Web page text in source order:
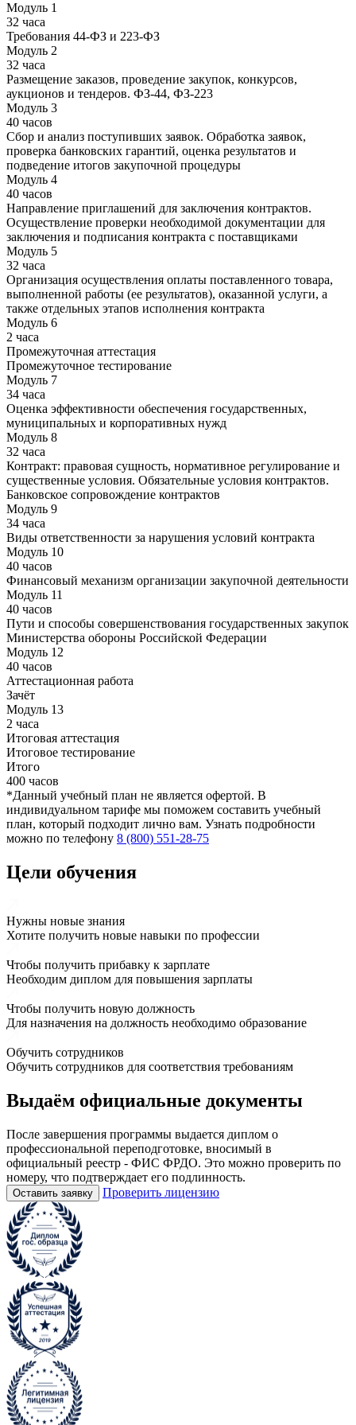
Модуль 1
32 часа
Требования 44-ФЗ и 223-ФЗ
Модуль 2
32 часа
Размещение заказов, проведение закупок, конкурсов,
аукционов и тендеров. ФЗ-44, ФЗ-223
Модуль 3
40 часов
Сбор и анализ поступивших заявок. Обработка заявок,
проверка банковских гарантий, оценка результатов и
подведение итогов закупочной процедуры
Модуль 4
40 часов
Направление приглашений для заключения контрактов.
Осуществление проверки необходимой документации для
заключения и подписания контракта с поставщиками
Модуль 5
32 часа
Организация осуществления оплаты поставленного товара,
выполненной работы (ее результатов), оказанной услуги, а
также отдельных этапов исполнения контракта
Модуль 6
2 часа
Промежуточная аттестация
Промежуточное тестирование
Модуль 7
34 часа
Оценка эффективности обеспечения государственных,
муниципальных и корпоративных нужд
Модуль 8
32 часа
Контракт: правовая сущность, нормативное регулирование и
существенные условия. Обязательные условия контрактов.
Банковское сопровождение контрактов
Модуль 9
34 часа
Виды ответственности за нарушения условий контракта
Модуль 10
40 часов
Финансовый механизм организации закупочной деятельности
Модуль 11
40 часов
Пути и способы совершенствования государственных закупок
Министерства обороны Российской Федерации
Модуль 12
40 часов
Аттестационная работа
Зачёт
Модуль 13
2 часа
Итоговая аттестация
Итоговое тестирование
Итого
400 часов
*Данный учебный план не является офертой. В
индивидуальном тарифе мы поможем составить учебный
план, который подходит лично вам. Узнать подробности
можно по телефону 8 (800) 551-28-75
Цели обучения
Нужны новые знания
Хотите получить новые навыки по профессии
Чтобы получить прибавку к зарплате
Необходим диплом для повышения зарплаты
Чтобы получить новую должность
Для назначения на должность необходимо образование
Обучить сотрудников
Обучить сотрудников для соответствия требованиям
Выдаём официальные документы
После завершения программы выдается диплом о
профессиональной переподготовке, вносимый в
официальный реестр - ФИС ФРДО. Это можно проверить по
номеру, что подтверждает его подлинность.
Оставить заявку Проверить лицензию